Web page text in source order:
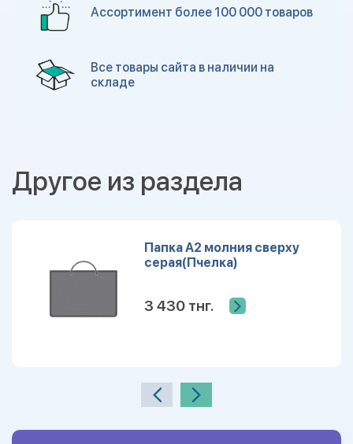
Ассортимент более 100 000 товаров
Все товары сайта в наличии на
складе
Другое из раздела
Папка А2 молния сверху
серая(Пчелка)
3 430 тнг.